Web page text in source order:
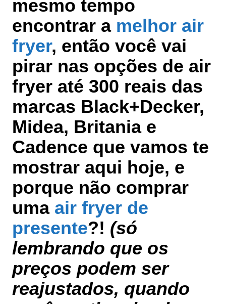
mesmo tempo
encontrar a melhor air
fryer, então você vai
pirar nas opções de air
fryer até 300 reais das
marcas Black+Decker,
Midea, Britania e
Cadence que vamos te
mostrar aqui hoje, e
porque não comprar
uma air fryer de
presente?! (só
lembrando que os
preços podem ser
reajustados, quando